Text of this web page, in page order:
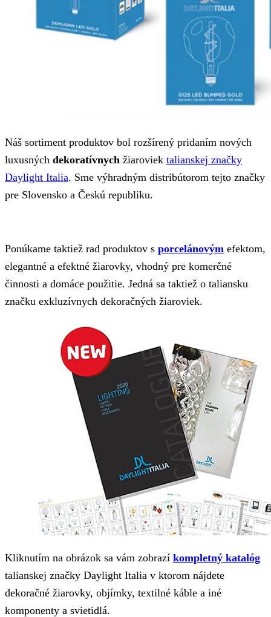
Náš sortiment produktov bol rozšírený pridaním nových
luxusných dekoratívnych žiaroviek talianskej značky
Daylight Italia. Sme výhradným distribútorom tejto značky
pre Slovensko a Českú republiku.
Ponúkame taktiež rad produktov s porcelánovým efektom,
elegantné a efektné žiarovky, vhodný pre komerčné
činnosti a domáce použitie. Jedná sa taktiež o taliansku
značku exkluzívnych dekoračných žiaroviek.
Kliknutím na obrázok sa vám zobrazí kompletný katalóg
talianskej značky Daylight Italia v ktorom nájdete
dekoračné žiarovky, objímky, textilné káble a iné
komponenty a svietidlá.